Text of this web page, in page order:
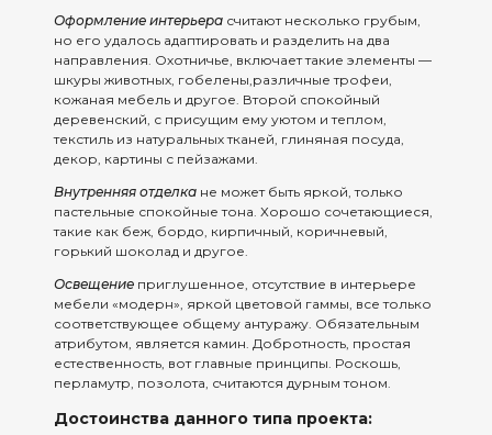
Оформление интерьера считают несколько грубым,
но его удалось адаптировать и разделить на два
направления. Охотничье, включает такие элементы —
шкуры животных, гобелены,различные трофеи,
кожаная мебель и другое. Второй спокойный
деревенский, с присущим ему уютом и теплом,
текстиль из натуральных тканей, глиняная посуда,
декор, картины с пейзажами.
Внутренняя отделка не может быть яркой, только
пастельные спокойные тона. Хорошо сочетающиеся,
такие как беж, бордо, кирпичный, коричневый,
горький шоколад и другое.
Освещение приглушенное, отсутствие в интерьере
мебели «модерн», яркой цветовой гаммы, все только
соответствующее общему антуражу. Обязательным
атрибутом, является камин. Добротность, простая
естественность, вот главные принципы. Роскошь,
перламутр, позолота, считаются дурным тоном.
Достоинства данного типа проекта: